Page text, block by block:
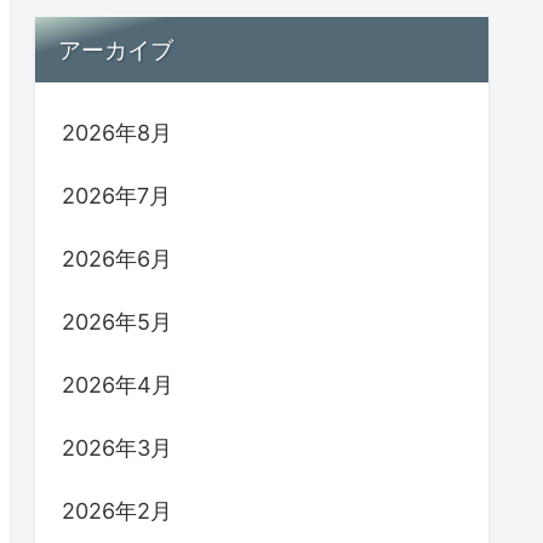
アーカイブ
2026年8月
2026年7月
2026年6月
2026年5月
2026年4月
2026年3月
2026年2月